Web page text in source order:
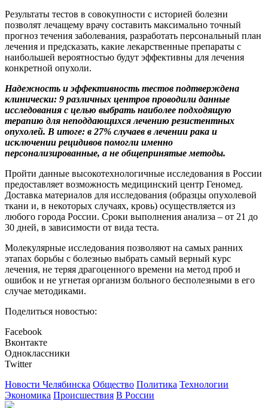
Результаты тестов в совокупности с историей болезни
позволят лечащему врачу составить максимально точный
прогноз течения заболевания, разработать персональный план
лечения и предсказать, какие лекарственные препараты с
наибольшей вероятностью будут эффективны для лечения
конкретной опухоли.
Надежность и эффективность тестов подтверждена
клинически: 9 различных центров проводили данные
исследования с целью выбрать наиболее подходящую
терапию для неподдающихся лечению резистентных
опухолей. В итоге: в 27% случаев в лечении рака и
исключении рецидивов помогли именно
персонализированные, а не общепринятые методы.
Пройти данные высокотехнологичные исследования в России
предоставляет возможность медицинский центр Геномед.
Доставка материалов для исследования (образцы опухолевой
ткани и, в некоторых случаях, кровь) осуществляется из
любого города России. Сроки выполнения анализа – от 21 до
30 дней, в зависимости от вида теста.
Молекулярные исследования позволяют на самых ранних
этапах борьбы с болезнью выбрать самый верный курс
лечения, не теряя драгоценного времени на метод проб и
ошибок и не угнетая организм больного бесполезными в его
случае методиками.
Поделиться новостью:
Facebook
Вконтакте
Одноклассники
Twitter
Новости Челябинска Общество Политика Технологии
Экономика Происшествия В России